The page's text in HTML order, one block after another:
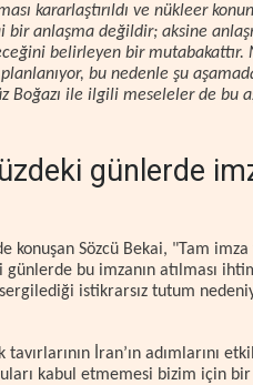
kararlaştırıldı ve nükleer
bir anlaşma değildir; aksine
belirleyen bir
bu nedenle şu
Boğazı ile ilgili meseleler de bu
günlerde
konuşan Sözcü Bekai, "Tam
bu imzanın atılması
istikrarsız tutum
İran’ın adımlarını
kabul etmemesi bizim için